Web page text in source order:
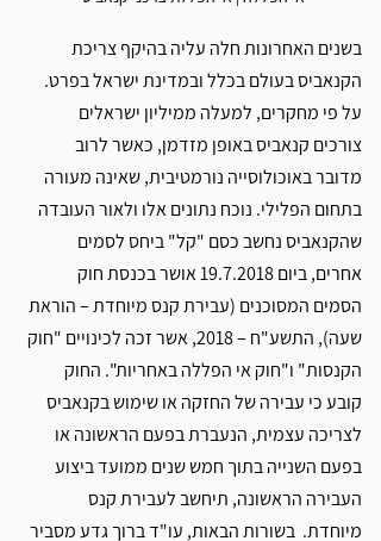
בשנים האחרונות חלה עליה בהיקף צריכת
הקנאביס בעולם בכלל ובמדינת ישראל בפרט.
על פי מחקרים, למעלה ממיליון ישראלים
צורכים קנאביס באופן מזדמן, כאשר לרוב
מדובר באוכולוסייה נורמטיבית, שאינה מעורה
בתחום הפלילי. נוכח נתונים אלו ולאור העובדה
שהקנאביס נחשב כסם "קל" ביחס לסמים
אחרים, ביום 19.7.2018 אושר בכנסת חוק
הסמים המסוכנים (עבירת קנס מיוחדת – הוראת
שעה), התשע"ח – 2018, אשר זכה לכינויים "חוק
הקנסות" ו"חוק אי הפללה באחריות". החוק
קובע כי עבירה של החזקה או שימוש בקנאביס
לצריכה עצמית, הנעברת בפעם הראשונה או
בפעם השנייה בתוך חמש שנים ממועד ביצוע
העבירה הראשונה, תיחשב לעבירת קנס
מיוחדת.  בשורות הבאות, עו"ד ברוך גדע מסביר